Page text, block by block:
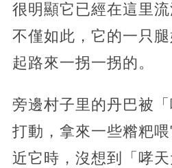
很明顯它已經在這里流
不僅如此，它的一只
起路來一拐一拐的。
旁邊村子里的丹巴被
打動，拿來一些糌粑
近它時，沒想到「哮